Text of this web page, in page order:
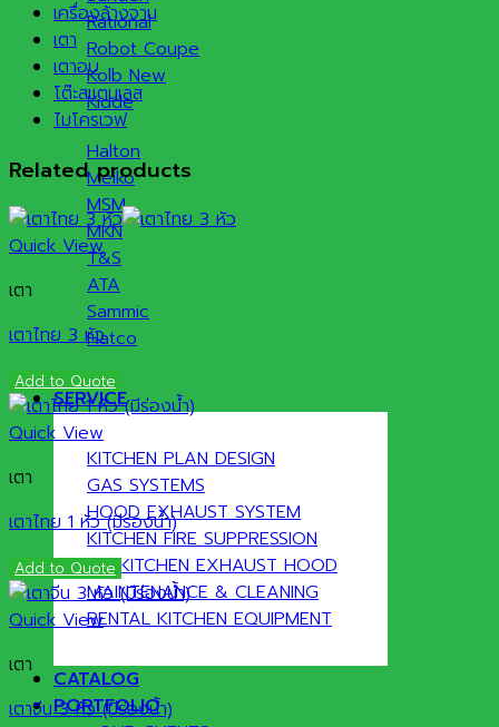
Rational
Robot Coupe
Kolb
Kidde
Halton
Meiko
MSM
MKN
T&S
ATA
Sammic
Hatco
SERVICE
KITCHEN PLAN DESIGN
GAS SYSTEMS
HOOD EXHAUST SYSTEM
KITCHEN FIRE SUPPRESSION
UV KITCHEN EXHAUST HOOD
MAINTENANCE & CLEANING
RENTAL KITCHEN EQUIPMENT
CATALOG
PORTFOLIO
เครื่องล้างจาน
เตา
เตาอบ
โต๊ะสแตนเลส
ไมโครเวฟ
Related products
Quick View
เตา
เตาไทย 3 หัว
Add to Quote
Quick View
เตา
เตาไทย 1 หัว (มีร่องน้ำ)
Add to Quote
Quick View
เตา
เตาจีน 3 หัว (มีร่องน้ำ)